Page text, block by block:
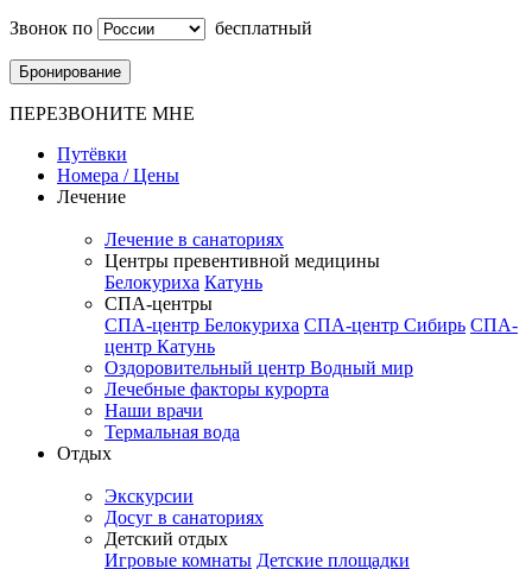
Звонок по
бесплатный
Бронирование
ПЕРЕЗВОНИТЕ МНЕ
Путёвки
Номера / Цены
Лечение
Лечение в санаториях
Центры превентивной медицины
Белокуриха Катунь
СПА-центры
СПА-центр Белокуриха СПА-центр Сибирь СПА-
центр Катунь
Оздоровительный центр Водный мир
Лечебные факторы курорта
Наши врачи
Термальная вода
Отдых
Экскурсии
Досуг в санаториях
Детский отдых
Игровые комнаты Детские площадки